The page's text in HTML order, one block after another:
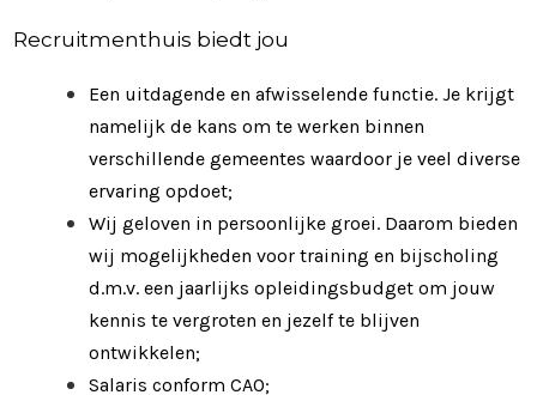
Recruitmenthuis biedt jou
Een uitdagende en afwisselende functie. Je krijgt
namelijk de kans om te werken binnen
verschillende gemeentes waardoor je veel diverse
ervaring opdoet;
Wij geloven in persoonlijke groei. Daarom bieden
wij mogelijkheden voor training en bijscholing
d.m.v. een jaarlijks opleidingsbudget om jouw
kennis te vergroten en jezelf te blijven
ontwikkelen;
Salaris conform CAO;